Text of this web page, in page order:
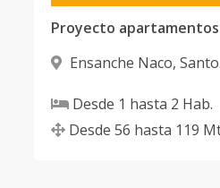
Proyecto apartamentos
Ensanche Naco, Santo
Desde 1 hasta 2 Hab.
Desde 56 hasta 119